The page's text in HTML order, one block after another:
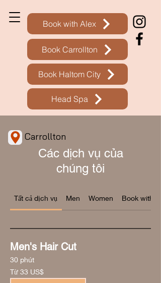
Book with Alex
Book Carrollton
Book Haltom City
Head Spa
Các dịch vụ của
chúng tôi
Tất cả dịch vụ Men Women Book with
Men's Hair Cut
30 phút
Từ
33
đô
Từ 33 US$
Carrollton